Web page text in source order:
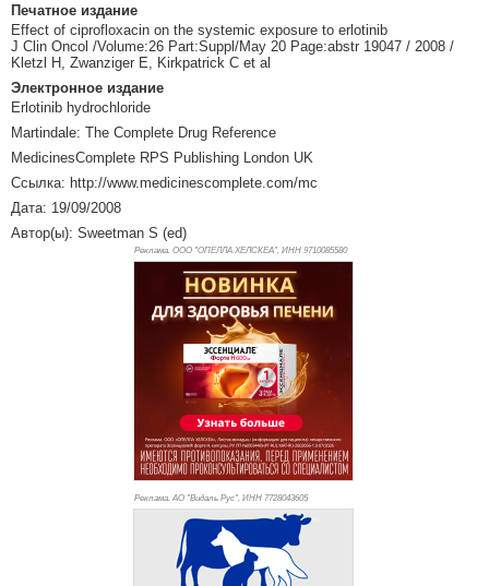
Печатное издание
Effect of ciprofloxacin on the systemic exposure to erlotinib
J Clin Oncol /Volume:26 Part:Suppl/May 20 Page:abstr 19047 / 2008 /
Kletzl H, Zwanziger E, Kirkpatrick C et al
Электронное издание
Erlotinib hydrochloride
Martindale: The Complete Drug Reference
MedicinesComplete RPS Publishing London UK
Ссылка: http://www.medicinescomplete.com/mc
Дата: 19/09/2008
Автор(ы): Sweetman S (ed)
Реклама. ООО "ОПЕЛЛА ХЕЛСКЕА", ИНН 9710085580
Реклама. АО "Видаль Рус", ИНН 7728043605